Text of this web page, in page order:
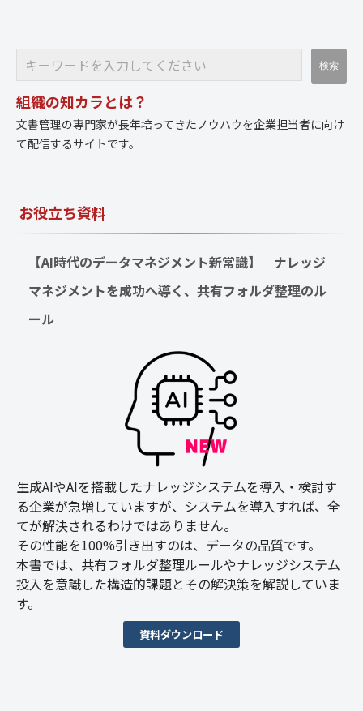
組織の知カラとは？
文書管理の専門家が長年培ってきたノウハウを企業担当者に向け
て配信するサイトです。
お役立ち資料
【AI時代のデータマネジメント新常識】　ナレッジ
マネジメントを成功へ導く、共有フォルダ整理のル
ール
生成AIやAIを搭載したナレッジシステムを導入・検討す
る企業が急増していますが、システムを導入すれば、全
てが解決されるわけではありません。
その性能を100%引き出すのは、データの品質です。
本書では、共有フォルダ整理ルールやナレッジシステム
投入を意識した構造的課題とその解決策を解説していま
す。
資料ダウンロード